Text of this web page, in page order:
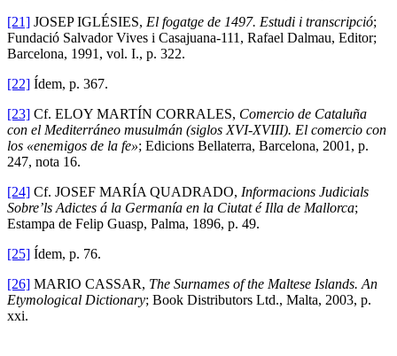
[21] JOSEP IGLÉSIES, El fogatge de 1497. Estudi i transcripció;
Fundació Salvador Vives i Casajuana-111, Rafael Dalmau, Editor;
Barcelona, 1991, vol. I., p. 322.
[22] Ídem, p. 367.
[23] Cf. ELOY MARTÍN CORRALES, Comercio de Cataluña
con el Mediterráneo musulmán (siglos XVI-XVIII). El comercio con
los «enemigos de la fe»; Edicions Bellaterra, Barcelona, 2001, p.
247, nota 16.
[24] Cf. JOSEF MARÍA QUADRADO, Informacions Judicials
Sobre’ls Adictes á la Germanía en la Ciutat é Illa de Mallorca;
Estampa de Felip Guasp, Palma, 1896, p. 49.
[25] Ídem, p. 76.
[26] MARIO CASSAR, The Surnames of the Maltese Islands. An
Etymological Dictionary; Book Distributors Ltd., Malta, 2003, p.
xxi.